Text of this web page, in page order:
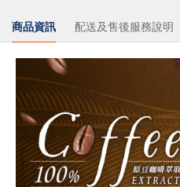
商品資訊 配送及售後服務說明